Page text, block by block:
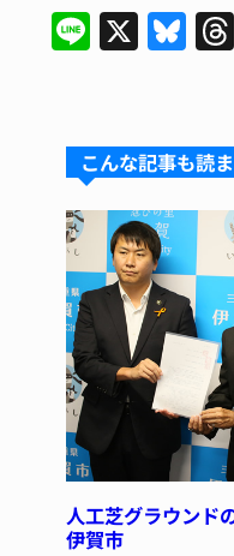
Li X Bl
s
k
y
こんな記事も読
人工芝グラウン
伊賀市